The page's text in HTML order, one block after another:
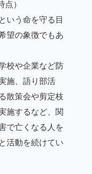
）
いう命を守る目
望の象徴でもあ
校や企業など防
施、語り部活
散策会や剪定枝
施するなど、関
で亡くなる人を
活動を続けてい